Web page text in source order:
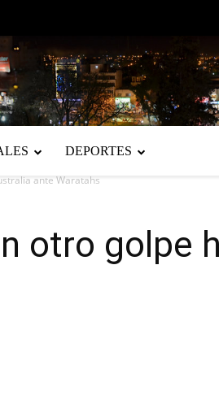
DEPORTES
ante Waratahs
otro golpe